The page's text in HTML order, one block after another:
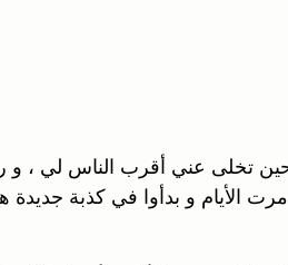
تخلى عني أقرب الناس لي ، و
الأيام و بدأوا في كذبة